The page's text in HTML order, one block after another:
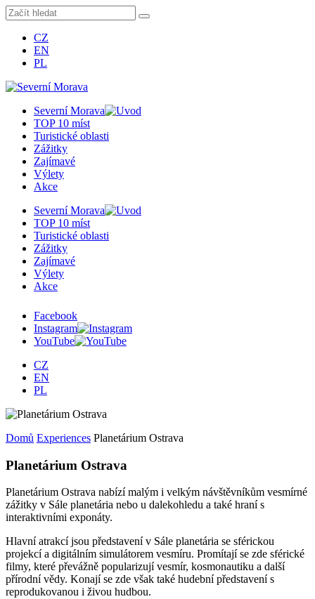
CZ
EN
PL
Severní Morava
TOP 10 míst
Turistické oblasti
Zážitky
Zajímavé
Výlety
Akce
Severní Morava
TOP 10 míst
Turistické oblasti
Zážitky
Zajímavé
Výlety
Akce
Facebook
Instagram
YouTube
CZ
EN
PL
Domů Experiences Planetárium Ostrava
Planetárium Ostrava
Planetárium Ostrava nabízí malým i velkým návštěvníkům vesmírné
zážitky v Sále planetária nebo u dalekohledu a také hraní s
interaktivními exponáty.
Hlavní atrakcí jsou představení v Sále planetária se sférickou
projekcí a digitálním simulátorem vesmíru. Promítají se zde sférické
filmy, které převážně popularizují vesmír, kosmonautiku a další
přírodní vědy. Konají se zde však také hudební představení s
reprodukovanou i živou hudbou.